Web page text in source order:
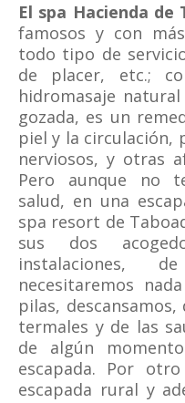
El spa Hacienda de
famosos y con
todo tipo de
de placer, etc.;
hidromasaje
gozada, es un
piel y la circulación,
nerviosos, y otras
Pero aunque no
salud, en una
spa resort de
sus dos
instalaciones,
necesitaremos
pilas,
termales y de las
de algún
escapada. Por
escapada rural y